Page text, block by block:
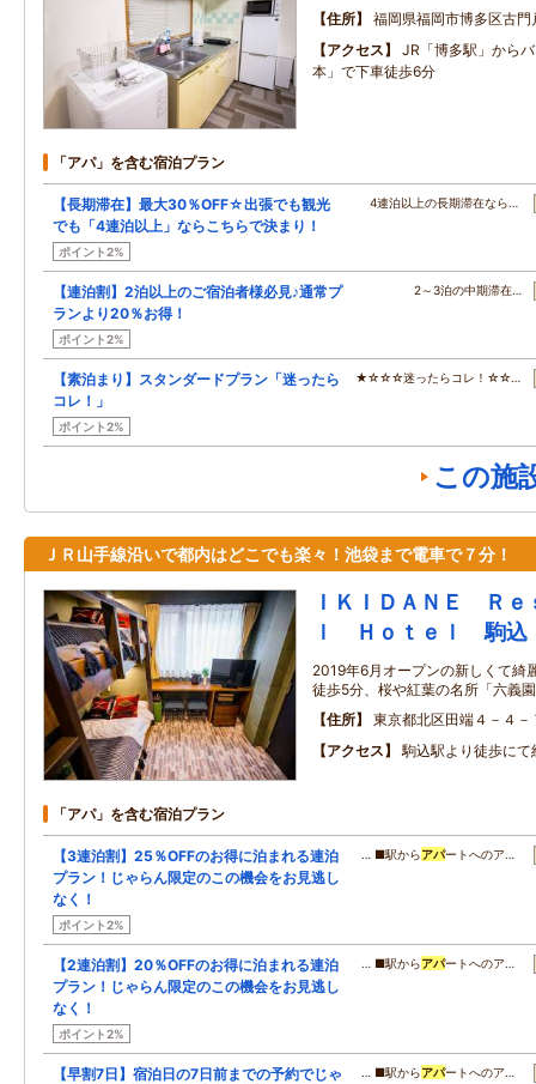
住所
福岡県福岡市博多区古
アクセス
JR「博多駅」から
本」で下車徒歩6分
「アパ」を含む宿泊プラン
【長期滞在】最大30％OFF☆出張でも観光
でも「4連泊以上」ならこちらで決まり！
ポイント2%
4連泊以上の長期滞在なら…
【連泊割】2泊以上のご宿泊者様必見♪通常プ
ランより20％お得！
ポイント2%
2～3泊の中期滞在…
【素泊まり】スタンダードプラン「迷ったら
コレ！」
ポイント2%
★☆☆☆迷ったらコレ！☆☆…
この施
ＪＲ山手線沿いで都内はどこでも楽々！池袋まで電車で７分！
ＩＫＩＤＡＮＥ Ｒｅ
ｌ Ｈｏｔｅｌ 駒込
2019年6月オープンの新しくて綺
徒歩5分、桜や紅葉の名所「六義
住所
東京都北区田端４－４－
アクセス
駒込駅より徒歩にて
「アパ」を含む宿泊プラン
【3連泊割】25％OFFのお得に泊まれる連泊
プラン！じゃらん限定のこの機会をお見逃し
なく！
ポイント2%
… ■駅からアパートへのア…
【2連泊割】20％OFFのお得に泊まれる連泊
プラン！じゃらん限定のこの機会をお見逃し
なく！
ポイント2%
… ■駅からアパートへのア…
【早割7日】宿泊日の7日前までの予約でじゃ
… ■駅からアパートへのア…